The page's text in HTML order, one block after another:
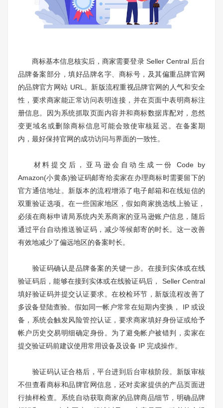
商标基本信息核实后，商家需要登录 Seller Central 后台
品牌备案部分，填好品牌名字、商标号，及其偏重品牌官网
的品牌官方网站 URL。新版流程重视品牌官网的人气和安全
性，要求商家能正常访问表明连接，并在页面中表明商标注
册信息。因为系统抓取页面内容并和商标数据库配对，忽然
变更域名或删除商标信息可能会致使审核延迟。在备案期
内，最好保持官网的成功访问与界面的一致性。
材料提交后，亚马逊会自动生成一份 Code by
Amazon(小黄条)验证码邮寄给卖家在办理商标时需要留下的
官方通信地址。新版本的流程增添了电子邮箱和在线短信的
双重验证选项。在一些国家地区，假如商家挑选线上验证，
必须在商标申请局系统内关系商家的亚马逊账户信息，随后
通过平台自动推送验证码，减少等候邮寄的时长。这一改善
有效地减少了偏远地区的备案时长。
验证码确认是品牌备案的关键一步。在接到实体或在线
验证码后，能够在接到实体或在线验证码后， Seller Central
填好验证码并提交认证要求。在校检环节，新版流程改善了
多设备登陆查验。假如同一帐户常常在短期内变换， IP 或设
备，系统会触发风险管控认证，要求商家填好身份证或给予
帐户历史交易明细确定身份。为了避免帐户被错判，卖家在
提交验证码前建议使用常用设备及设备 IP 完成操作。
验证码认证合格后，平台进到后台审核阶段。新版审核
不但查看商标和品牌官网信息，还对卖家提供的产品页面进
行抽样检查。系统自动获取商家的品牌商品细节，明确品牌